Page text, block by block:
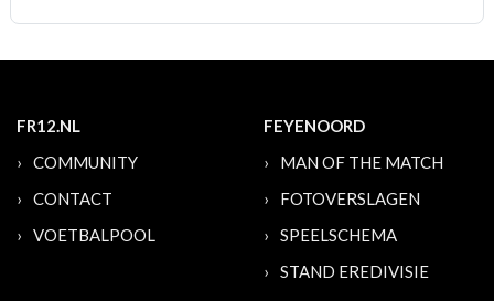
FR12.NL
COMMUNITY
CONTACT
VOETBALPOOL
FEYENOORD
MAN OF THE MATCH
FOTOVERSLAGEN
SPEELSCHEMA
STAND EREDIVISIE